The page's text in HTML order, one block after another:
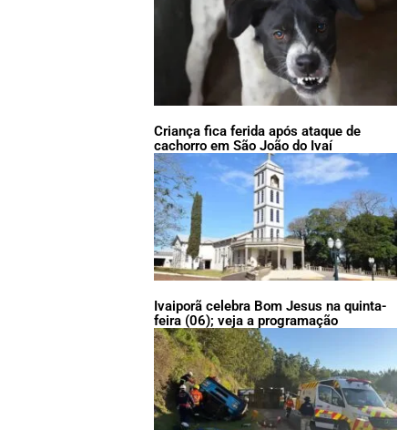
Criança fica ferida após ataque de
cachorro em São João do Ivaí
Ivaiporã celebra Bom Jesus na quinta-
feira (06); veja a programação